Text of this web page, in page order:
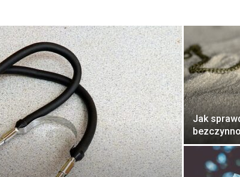
Jak